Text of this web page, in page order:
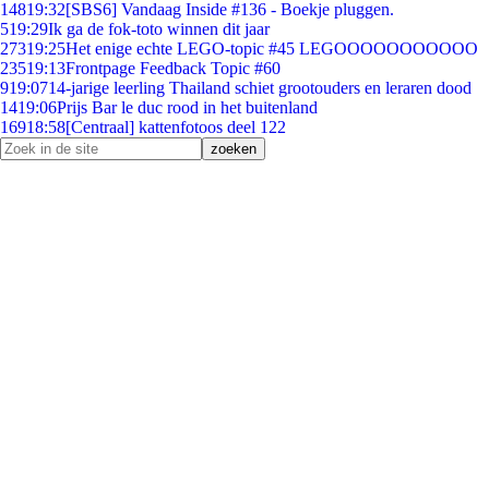
14819:32[SBS6] Vandaag Inside #136 - Boekje pluggen.
519:29Ik ga de fok-toto winnen dit jaar
27319:25Het enige echte LEGO-topic #45 LEGOOOOOOOOOOO
23519:13Frontpage Feedback Topic #60
919:0714-jarige leerling Thailand schiet grootouders en leraren dood
1419:06Prijs Bar le duc rood in het buitenland
16918:58[Centraal] kattenfotoos deel 122